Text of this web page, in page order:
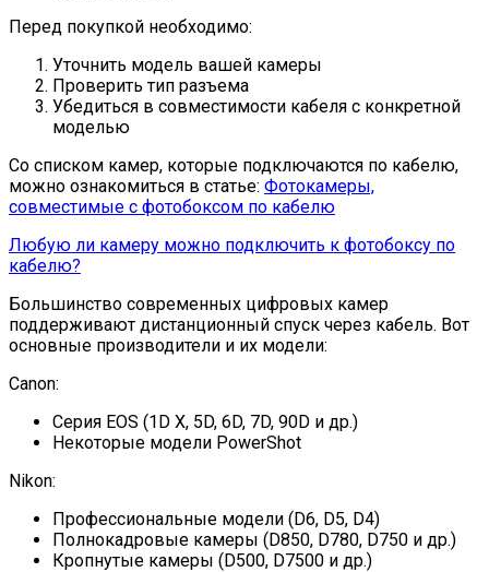
Перед покупкой необходимо:
Уточнить модель вашей камеры
Проверить тип разъема
Убедиться в совместимости кабеля с конкретной
моделью
Со списком камер, которые подключаются по кабелю,
можно ознакомиться в статье: Фотокамеры,
совместимые с фотобоксом по кабелю
Любую ли камеру можно подключить к фотобоксу по
кабелю?
Большинство современных цифровых камер
поддерживают дистанционный спуск через кабель. Вот
основные производители и их модели:
Canon:
Серия EOS (1D X, 5D, 6D, 7D, 90D и др.)
Некоторые модели PowerShot
Nikon:
Профессиональные модели (D6, D5, D4)
Полнокадровые камеры (D850, D780, D750 и др.)
Кропнутые камеры (D500, D7500 и др.)